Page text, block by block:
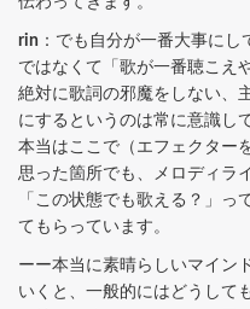
rin ：でも自分が一番大事に
ではなくて「歌が一番聴こえ
絶対に歌詞の邪魔をしない、
にするというのは常に意識し
本当はここで（エフェクター
思った箇所でも、メロディラ
「この状態でも歌える？」っ
てもらっています。
ーー本当に素晴らしいマイン
いくと、一般的にはどうして